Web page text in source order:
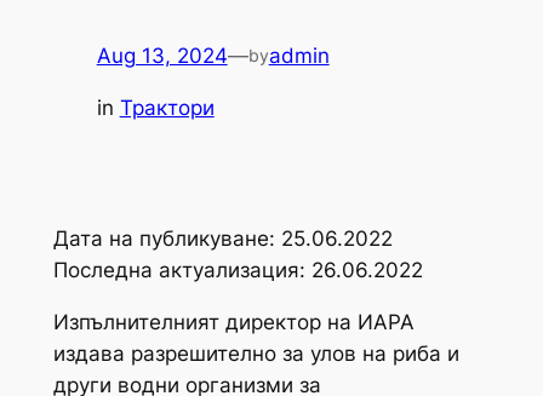
Aug 13, 2024—byadmin
in Трактори
Дата на публикуване: 25.06.2022
Последна актуализация: 26.06.2022
Изпълнителният директор на ИАРА
издава разрешително за улов на риба и
други водни организми за